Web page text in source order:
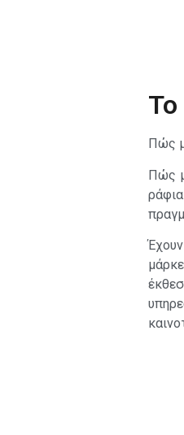
Το
Πώς
Πώς